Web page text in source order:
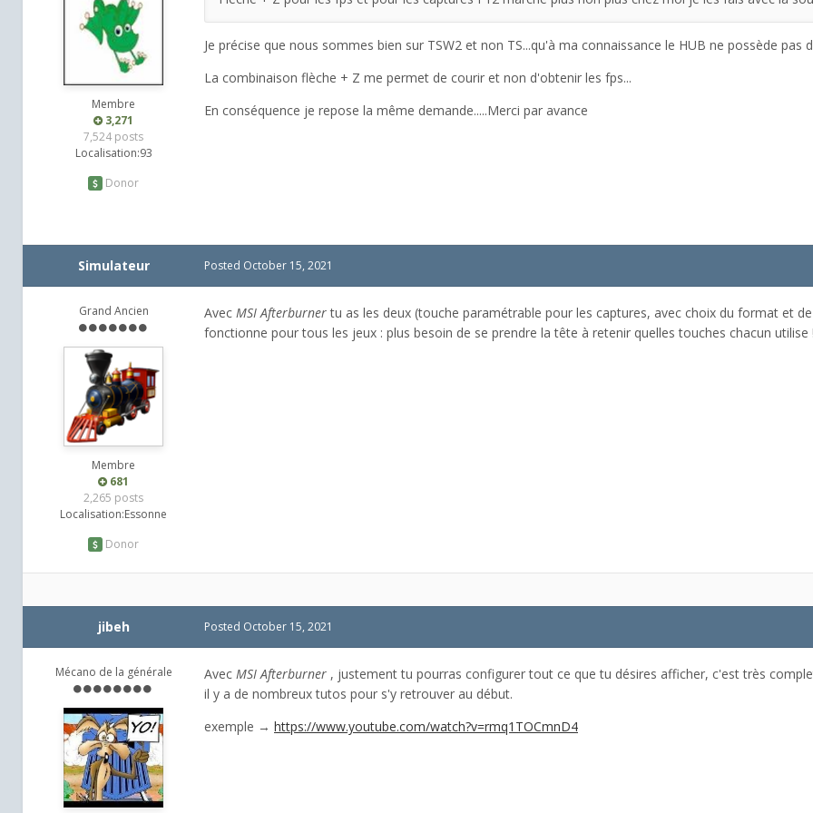
Membre
3,271
7,524 posts
Localisation:93
Donor
Je précise que nous sommes bien sur TSW2 et non TS...qu'à ma connaissance le HUB ne possède pas
La combinaison flèche + Z me permet de courir et non d'obtenir les fps...
En conséquence je repose la même demande.....Merci par avance
Simulateur
Grand Ancien
Membre
681
2,265 posts
Localisation:Essonne
Donor
Posted October 15, 2021
Avec MSI Afterburnertu as les deux (touche paramétrable pour les captures, avec choix du format et
fonctionne pour tous les jeux : plus besoin de se prendre la tête à retenir quelles touches chacun utilise
jibeh
Mécano de la générale
Posted October 15, 2021
Avec MSI Afterburner , justement tu pourras configurer tout ce que tu désires afficher, c'est très
il y a de nombreux tutos pour s'y retrouver au début.
exemple → https://www.youtube.com/watch?v=rmq1TOCmnD4